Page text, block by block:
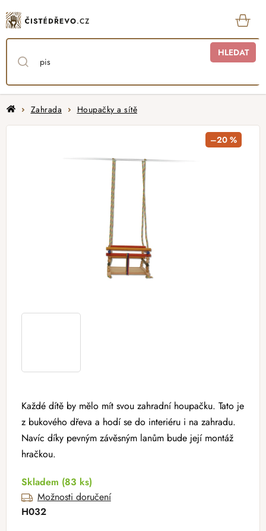
na
obsah
HLEDAT
DomůZahrada Houpačky a sítě
Každé dítě by mělo mít svou zahradní houpačku. Tato je
z bukového dřeva a hodí se do interiéru i na zahradu.
Navíc díky pevným závěsným lanům bude její montáž
hračkou.
Skladem (83 ks)
Možnosti doručení
H032
–20 %